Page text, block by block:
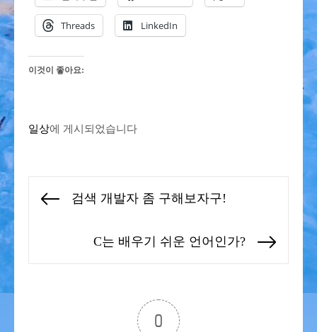
Threads LinkedIn
이것이 좋아요:
일상에 게시되었습니다
Previous
검색 개발자 좀 구해보자구!
Next
C는 배우기 쉬운 언어인가?
0